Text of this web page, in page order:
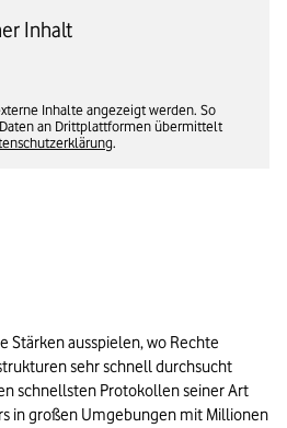
Inhalt
Inhalte angezeigt werden. So
an Drittplattformen übermittelt
.
Stärken ausspielen, wo Rechte
sehr schnell durchsucht
schnellsten Protokollen seiner Art
in großen Umgebungen mit Millionen